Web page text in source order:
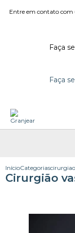
Entre em contato com
Faça
Faça
InícioCategoriascirurgiao
Cirurgião